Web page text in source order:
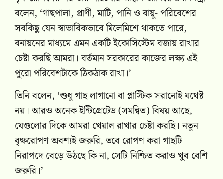
বলেন, ‘গাছপালা, প্রাণী, মাটি, পানি ও বায়ু- পরিবেশের
সবকিছু যেন স্বাভাবিকভাবে মিলেমিশে থাকতে পারে,
বনায়নের মাধ্যমে এমন একটি ইকোসিস্টেম বজায় রাখার
চেষ্টা করছি আমরা। বর্তমান সরকারের কাজের লক্ষ্য এই
পুরো পরিবেশটাকে ঠিকঠাক রাখা।’
তিনি বলেন, ‘শুধু গাছ লাগানো বা প্লাস্টিক সরানোই যথেষ্ট
নয়। আরও অনেক ইন্টিগ্রেটেড (সমন্বিত) বিষয় আছে,
যেগুলোর দিকে আমরা খেয়াল রাখার চেষ্টা করছি। নতুন
বৃক্ষরোপণ অবশ্যই জরুরি, তবে রোপণ করা গাছটি
নিরাপদে বেড়ে উঠছে কি না, সেটি নিশ্চিত করাও খুব বেশি
জরুরি।’